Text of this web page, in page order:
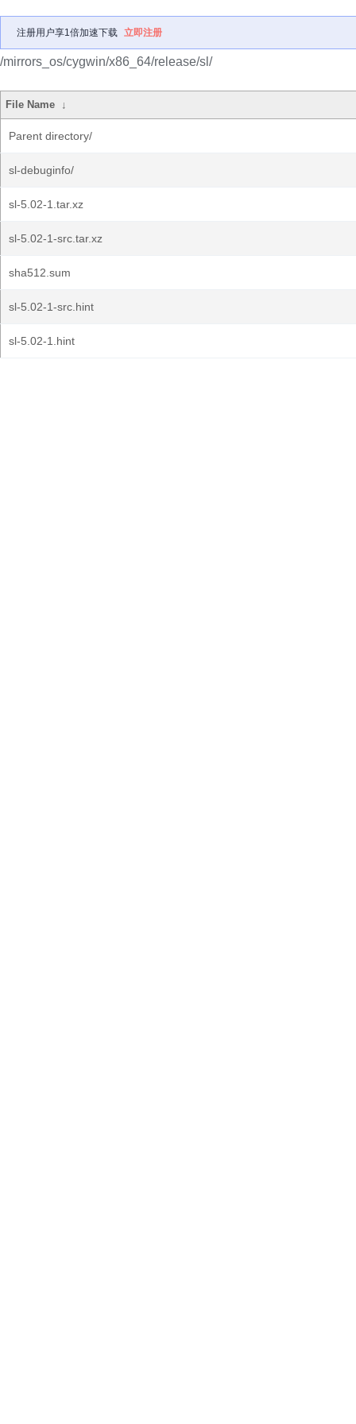
注册用户享1倍加速下载 立即注册
/mirrors_os/cygwin/x86_64/release/sl/
File Name ↓
Parent directory/
sl-debuginfo/
sl-5.02-1.tar.xz
sl-5.02-1-src.tar.xz
sha512.sum
sl-5.02-1-src.hint
sl-5.02-1.hint